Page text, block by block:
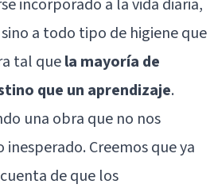
incorporado a la vida diaria,
a todo tipo de higiene que
tal quela mayoría de
que un aprendizaje.
una obra que no nos
Creemos que ya
de que los